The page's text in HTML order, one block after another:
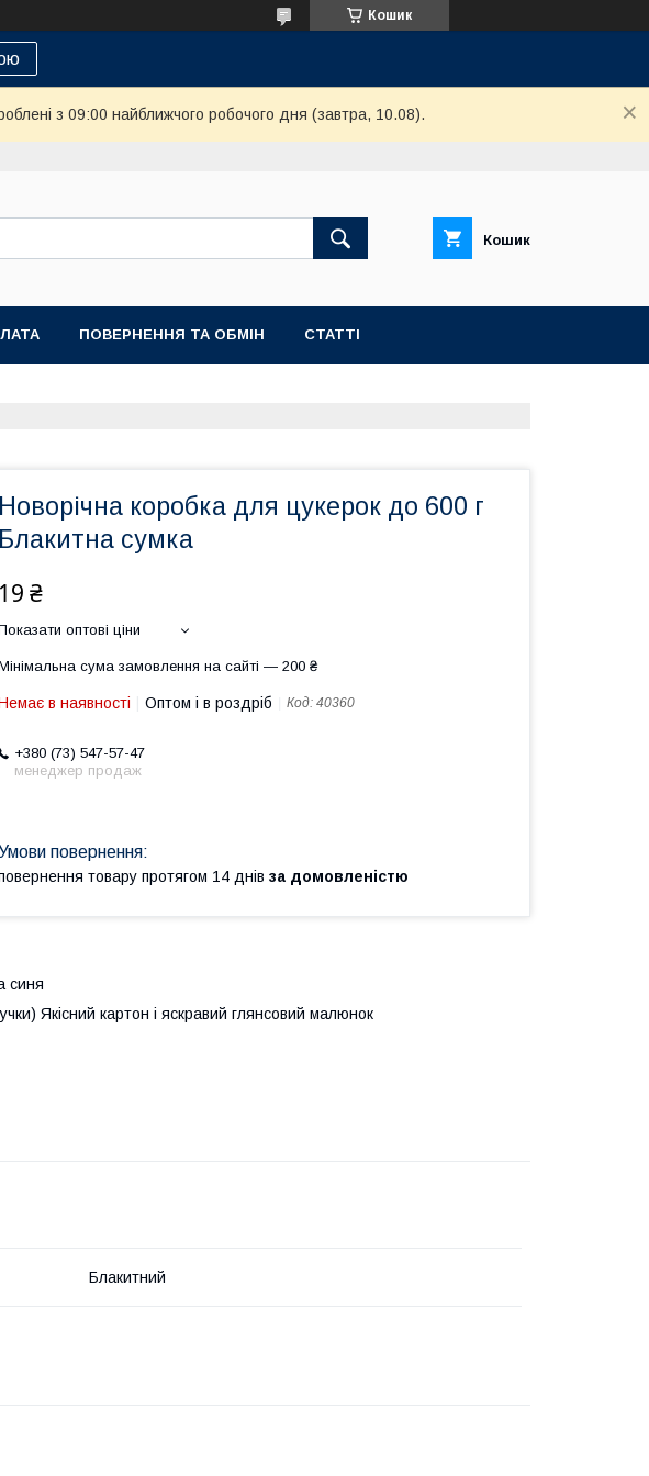
Кошик
з 09:00 найближчого робочого дня (завтра, 10.08).
Кошик
ПОВЕРНЕННЯ ТА ОБМІН СТАТТІ
Новорічна коробка для цукерок до 600 г
Блакитна сумка
19 ₴
оптові ціни
сума замовлення на сайті — 200 ₴
в наявності Оптом і в роздріб Код: 40360
+380 (73) 547-57-47
менеджер продаж
товару протягом 14 днів за домовленістю
синя
Якісний картон і яскравий глянсовий малюнок
Блакитний